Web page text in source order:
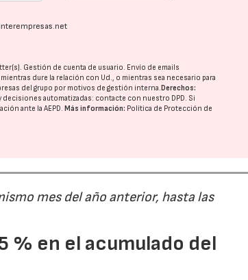
Gestión de cuenta de usuario. Envío de emails
mientras dure la relación con Ud., o mientras sea necesario para
del grupo por motivos de gestión interna. Derechos:
automatizadas: contacte con nuestro DPD. Si
ante laAEPD. Más información: Política de Protección de
mes del año anterior, hasta las
% en el acumulado del